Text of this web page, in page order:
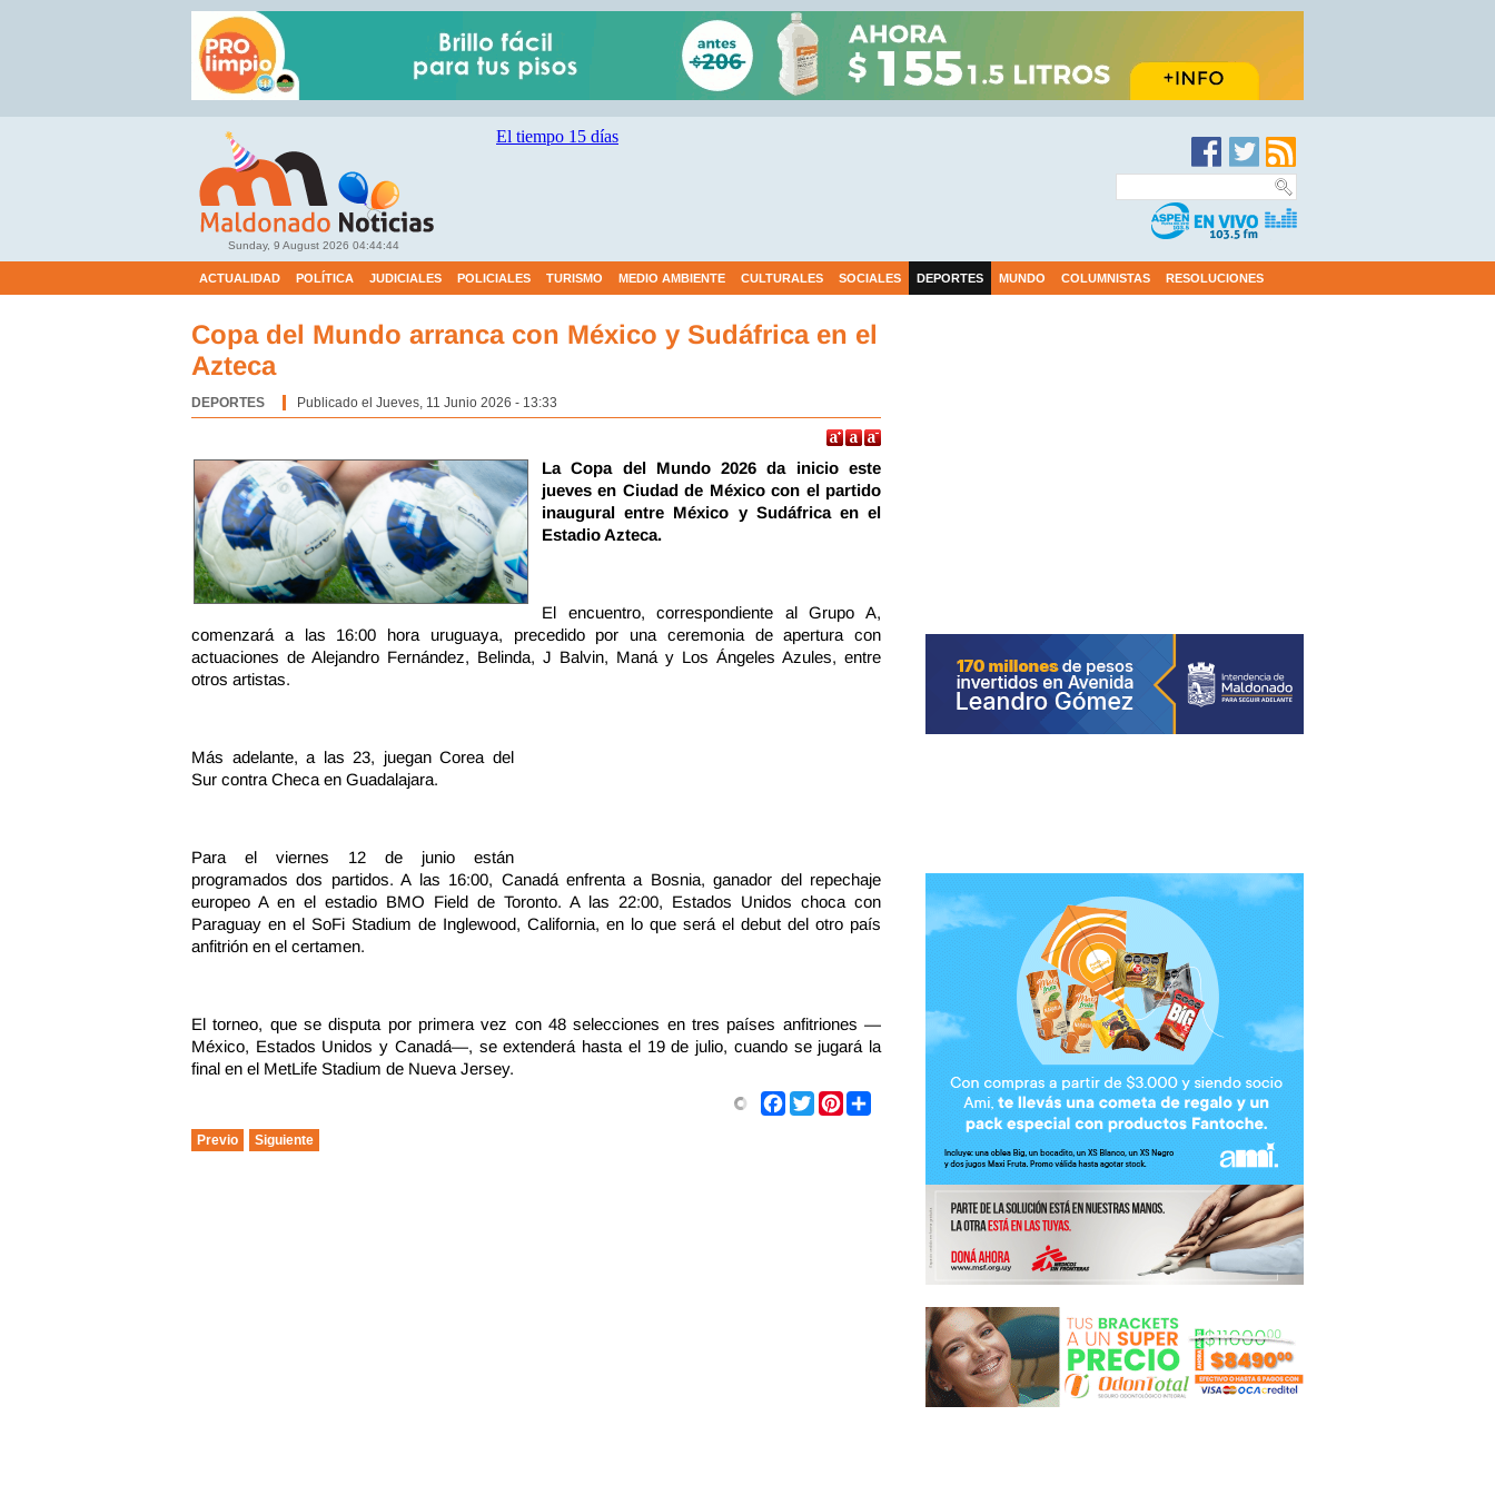
Sunday, 9 August 2026 04:44:45
ACTUALIDAD POLÍTICA JUDICIALES POLICIALES TURISMO MEDIO AMBIENTE CULTURALES SOCIALES DEPORTES MUNDO COLUMNISTAS RESOLUCIONES
Copa del Mundo arranca con México y Sudáfrica en el
Azteca
DEPORTES Publicado el Jueves, 11 Junio 2026 - 13:33
La Copa del Mundo 2026 da inicio este
jueves en Ciudad de México con el partido
inaugural entre México y Sudáfrica en el
Estadio Azteca.
El encuentro, correspondiente al Grupo A,
comenzará a las 16:00 hora uruguaya, precedido por una ceremonia de apertura con
actuaciones de Alejandro Fernández, Belinda, J Balvin, Maná y Los Ángeles Azules, entre
otros artistas.
Más adelante, a las 23, juegan Corea del
Sur contra Checa en Guadalajara.
Para el viernes 12 de junio están
programados dos partidos. A las 16:00, Canadá enfrenta a Bosnia, ganador del repechaje
europeo A en el estadio BMO Field de Toronto. A las 22:00, Estados Unidos choca con
Paraguay en el SoFi Stadium de Inglewood, California, en lo que será el debut del otro país
anfitrión en el certamen.
El torneo, que se disputa por primera vez con 48 selecciones en tres países anfitriones —
México, Estados Unidos y Canadá—, se extenderá hasta el 19 de julio, cuando se jugará la
final en el MetLife Stadium de Nueva Jersey.
Facebook
TwitterPinterest
Previo Siguiente